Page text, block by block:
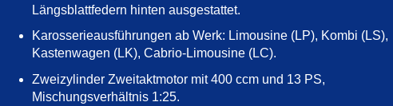
Längsblattfedern hinten ausgestattet.
Karosserieausführungen ab Werk: Limousine (LP), Kombi (LS),
Kastenwagen (LK), Cabrio-Limousine (LC).
Zweizylinder Zweitaktmotor mit 400 ccm und 13 PS,
Mischungsverhältnis 1:25.